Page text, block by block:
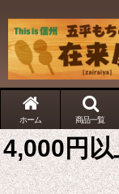
ホーム 商品一覧
4,000円